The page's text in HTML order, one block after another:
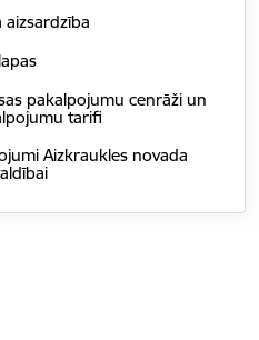
aizsardzība
pakalpojumu cenrāži un
tarifi
Aizkraukles novada